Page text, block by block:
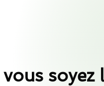
soyez